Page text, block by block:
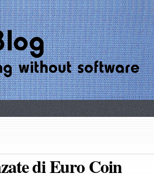
di Euro Coin